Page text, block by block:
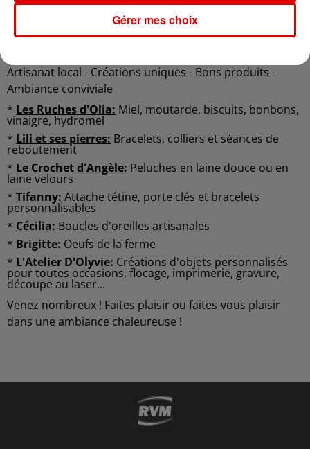
Une journée conviviale et pleines de belles découvertes !
Portes ouvertes le Samedi 13 juin 2026 de 10h00 à 18h00
Artisanat local - Créations uniques - Bons produits -
Ambiance conviviale
* Les Ruches d'Olia: Miel, moutarde, biscuits, bonbons,
vinaigre, hydromel
* Lili et ses pierres: Bracelets, colliers et séances de
reboutement
* Le Crochet d'Angèle: Peluches en laine douce ou en
laine velours
* Tifanny: Attache tétine, porte clés et bracelets
personnalisables
* Cécilia: Boucles d'oreilles artisanales
* Brigitte: Oeufs de la ferme
* L'Atelier D'Olyvie: Créations d'objets personnalisés
pour toutes occasions, flocage, imprimerie, gravure,
découpe au laser...
Venez nombreux ! Faites plaisir ou faites-vous plaisir
dans une ambiance chaleureuse !
Gérer mes choix